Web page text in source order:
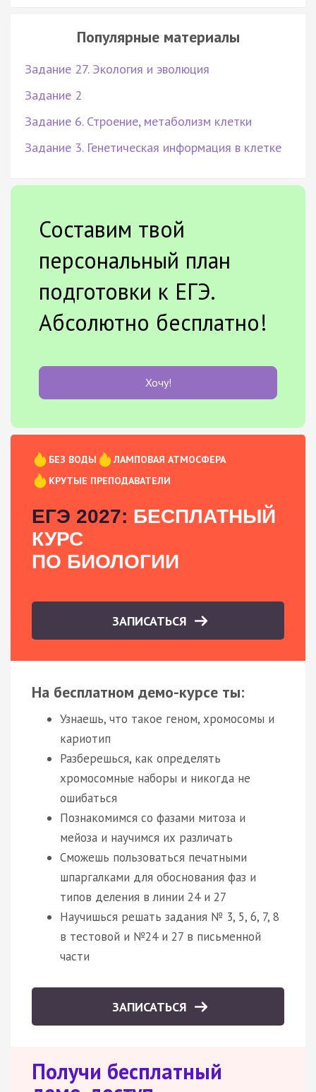
Популярные материалы
Задание 27. Экология и эволюция
Задание 2
Задание 6. Строение, метаболизм клетки
Задание 3. Генетическая информация в клетке
Составим твой
персональный план
подготовки к ЕГЭ.
Абсолютно бесплатно!
Хочу!
БЕЗ ВОДЫ
ЛАМПОВАЯ АТМОСФЕРА
КРУТЫЕ ПРЕПОДАВАТЕЛИ
ЕГЭ 2027: БЕСПЛАТНЫЙ
КУРС
ПО БИОЛОГИИ
ЗАПИСАТЬСЯ
На бесплатном демо-курсе ты:
Узнаешь, что такое геном, хромосомы и
кариотип
Разберешься, как определять
хромосомные наборы и никогда не
ошибаться
Познакомимся со фазами митоза и
мейоза и научимся их различать
Сможешь пользоваться печатными
шпаргалками для обоснования фаз и
типов деления в линии 24 и 27
Научишься решать задания № 3, 5, 6, 7, 8
в тестовой и №24 и 27 в письменной
части
ЗАПИСАТЬСЯ
Получи бесплатный